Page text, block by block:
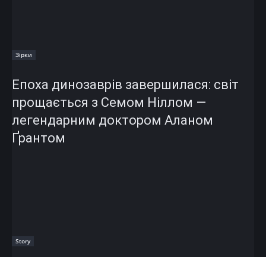
Зірки
Епоха динозаврів завершилася: світ
прощається з Семом Ніллом —
легендарним доктором Аланом
Ґрантом
Story